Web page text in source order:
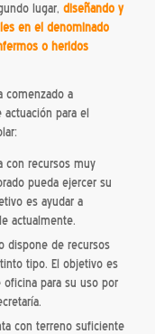
lugar, diseñando y
en el denominado
o heridos
comenzado a
para el
con recursos muy
pueda ejercer su
es ayudar a
actualmente.
dispone de recursos
tipo. El objetivo es
para su uso por
con terreno suficiente